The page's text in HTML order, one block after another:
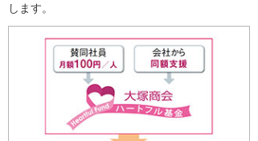
します。